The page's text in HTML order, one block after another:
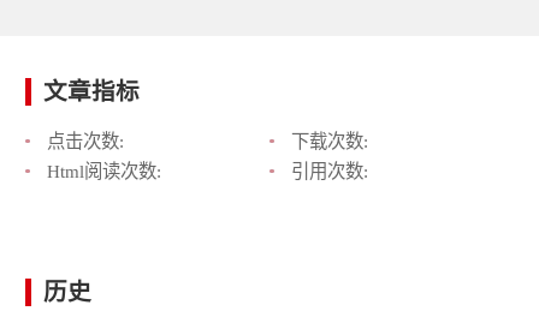
文章指标
点击次数:
下载次数:
Html阅读次数:
引用次数:
历史